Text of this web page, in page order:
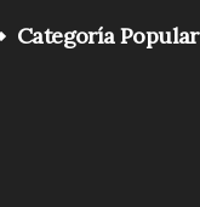
Categoría Popular